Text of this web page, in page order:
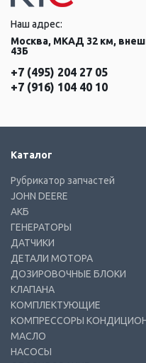
Наш адрес:
Москва, МКАД 32 км,
43Б
+7 (495) 204 27 05
+7 (916) 104 40 10
Каталог
Рубрикатор запчастей
JOHN DEERE
АКБ
ГЕНЕРАТОРЫ
ДАТЧИКИ
ДЕТАЛИ МОТОРА
ДОЗИРОВОЧНЫЕ БЛОКИ
КЛАПАНА
КОМПЛЕКТУЮЩИЕ
КОМПРЕССОРЫ
МАСЛО
НАСОСЫ